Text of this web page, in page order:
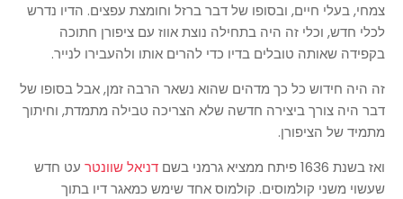
צמחי, בעלי חיים, ובסופו של דבר ברזל וחומצת עפצים. הדיו נדרש
לכלי חדש, וכלי זה היה בתחילה נוצת אווז עם ציפורן חתוכה
בקפידה שאותה טובלים בדיו כדי להרים אותו ולהעבירו לנייר.
זה היה חידוש כל כך מדהים שהוא נשאר הרבה זמן, אבל בסופו של
דבר היה צורך ביצירה חדשה שלא הצריכה טבילה מתמדת, וחיתוך
מתמיד של הציפורן.
ואז בשנת 1636 פיתח ממציא גרמני בשם
דניאל שוונטר עט חדש
שעשוי משני קולמוסים. קולמוס אחד שימש כמאגר דיו בתוך